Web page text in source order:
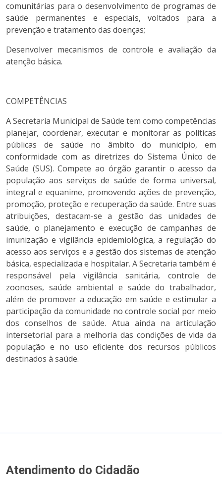
comunitárias para o desenvolvimento de programas de
saúde permanentes e especiais, voltados para a
prevenção e tratamento das doenças;
Desenvolver mecanismos de controle e avaliação da
atenção básica.
COMPETÊNCIAS
A Secretaria Municipal de Saúde tem como competências
planejar, coordenar, executar e monitorar as políticas
públicas de saúde no âmbito do município, em
conformidade com as diretrizes do Sistema Único de
Saúde (SUS). Compete ao órgão garantir o acesso da
população aos serviços de saúde de forma universal,
integral e equanime, promovendo ações de prevenção,
promoção, proteção e recuperação da saúde. Entre suas
atribuições, destacam-se a gestão das unidades de
saúde, o planejamento e execução de campanhas de
imunização e vigilância epidemiológica, a regulação do
acesso aos serviços e a gestão dos sistemas de atenção
básica, especializada e hospitalar. A Secretaria também é
responsável pela vigilância sanitária, controle de
zoonoses, saúde ambiental e saúde do trabalhador,
além de promover a educação em saúde e estimular a
participação da comunidade no controle social por meio
dos conselhos de saúde. Atua ainda na articulação
intersetorial para a melhoria das condições de vida da
população e no uso eficiente dos recursos públicos
destinados à saúde.
Atendimento do Cidadão